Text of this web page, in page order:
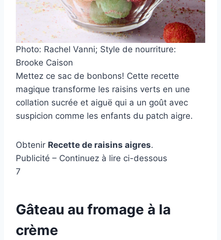
Photo: Rachel Vanni; Style de nourriture:
Brooke Caison
Mettez ce sac de bonbons! Cette recette
magique transforme les raisins verts en une
collation sucrée et aiguë qui a un goût avec
suspicion comme les enfants du patch aigre.
Obtenir Recette de raisins aigres.
Publicité – Continuez à lire ci-dessous
7
Gâteau au fromage à la
crème